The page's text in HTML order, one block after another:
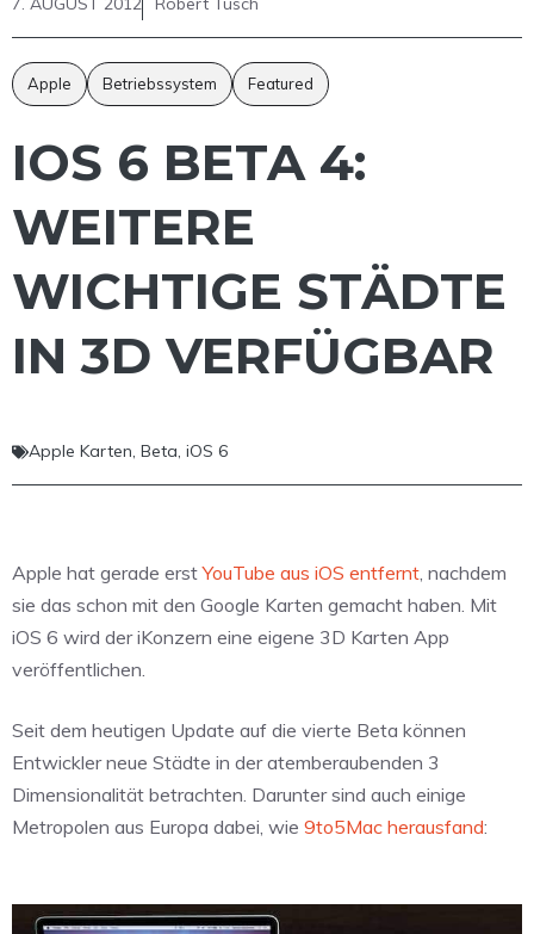
Apple Betriebssystem Featured
IOS 6 BETA 4:
WEITERE
WICHTIGE STÄDTE
IN 3D VERFÜGBAR
Apple Karten, Beta, iOS 6
Apple hat gerade erstYouTube aus iOS entfernt, nachdem
sie das schon mit den Google Karten gemacht haben. Mit
iOS 6 wird der iKonzern eine eigene 3D Karten App
veröffentlichen.
Seit dem heutigen Update auf die vierte Beta können
Entwickler neue Städte in der atemberaubenden 3
Dimensionalität betrachten. Darunter sind auch einige
Metropolen aus Europa dabei, wie 9to5Mac herausfand: